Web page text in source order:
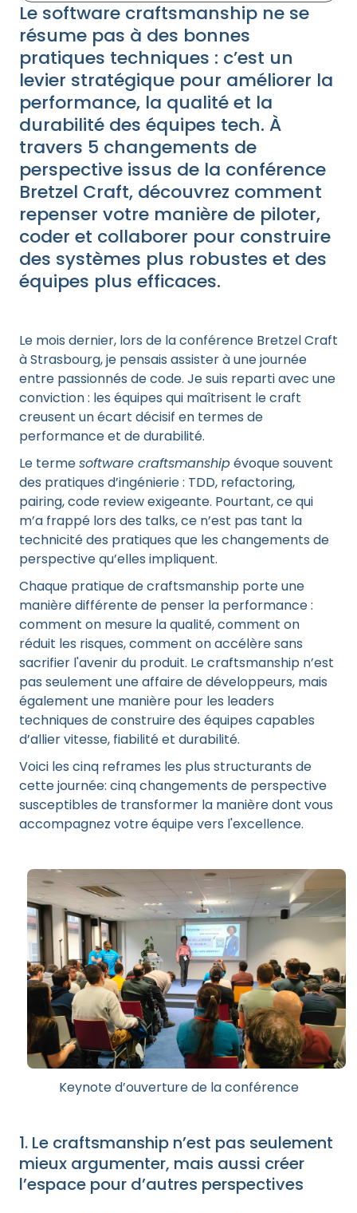
Le software craftsmanship ne se
résume pas à des bonnes
pratiques techniques : c’est un
levier stratégique pour améliorer la
performance, la qualité et la
durabilité des équipes tech. À
travers 5 changements de
perspective issus de la conférence
Bretzel Craft, découvrez comment
repenser votre manière de piloter,
coder et collaborer pour construire
des systèmes plus robustes et des
équipes plus efficaces.
Le mois dernier, lors de la conférence Bretzel Craft
à Strasbourg, je pensais assister à une journée
entre passionnés de code. Je suis reparti avec une
conviction : les équipes qui maîtrisent le craft
creusent un écart décisif en termes de
performance et de durabilité.
Le termesoftware craftsmanshipévoque souvent
des pratiques d’ingénierie : TDD, refactoring,
pairing, code review exigeante. Pourtant, ce qui
m’a frappé lors des talks, ce n’est pas tant la
technicité des pratiques que les changements de
perspective qu’elles impliquent.
Chaque pratique de craftsmanship porte une
manière différente de penser la performance :
comment on mesure la qualité, comment on
réduit les risques, comment on accélère sans
sacrifier l'avenir du produit. Le craftsmanship n’est
pas seulement une affaire de développeurs, mais
également une manière pour les leaders
techniques de construire des équipes capables
d’allier vitesse, fiabilité et durabilité.
Voici les cinq reframes les plus structurants de
cette journée: cinq changements de perspective
susceptibles de transformer la manière dont vous
accompagnez votre équipe vers l'excellence.
Keynote d’ouverture de la conférence
1. Le craftsmanship n’est pas seulement
mieux argumenter, mais aussi créer
l’espace pour d’autres perspectives